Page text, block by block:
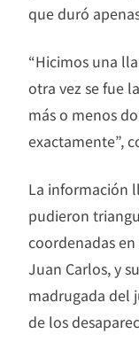
que duró
“Hicimos una
otra vez se fue
más o menos
exactamente”,
La información
pudieron
coordenadas
Juan Carlos, y
madrugada del
de los